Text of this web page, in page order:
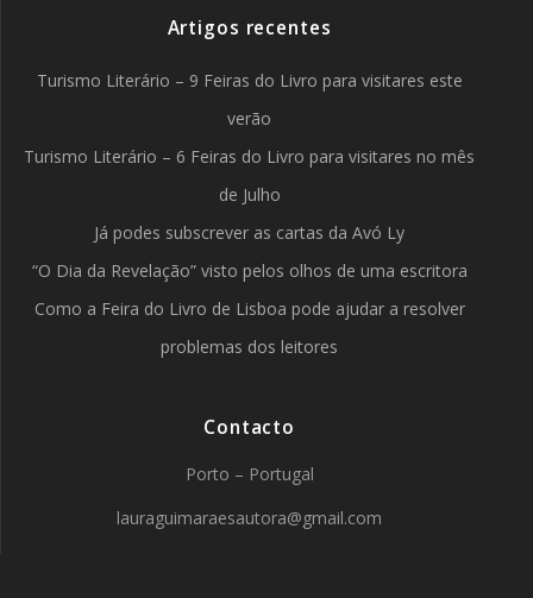
Artigos recentes
Turismo Literário – 9 Feiras do Livro para visitares este
verão
Turismo Literário – 6 Feiras do Livro para visitares no mês
de Julho
Já podes subscrever as cartas da Avó Ly
“O Dia da Revelação” visto pelos olhos de uma escritora
Como a Feira do Livro de Lisboa pode ajudar a resolver
problemas dos leitores
Contacto
Porto – Portugal
lauraguimaraesautora@gmail.com